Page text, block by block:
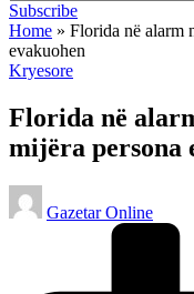
Subscribe
Home » Florida në alarm
evakuohen
Posted
Kryesore
Florida në
mijëra persona
Posted
by
Gazetar Online